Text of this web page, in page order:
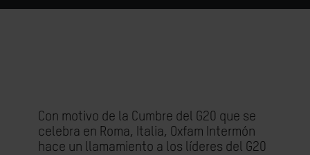
Con motivo de la Cumbre del G20 que se
celebra en Roma, Italia, Oxfam Intermón
hace un llamamiento a los líderes del G20